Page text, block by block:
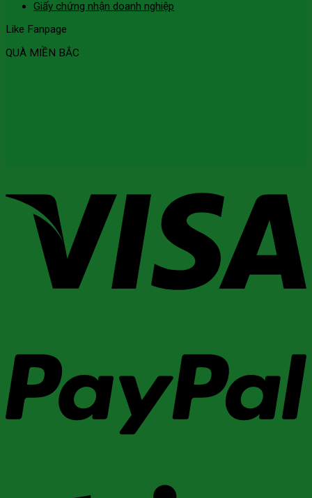
Giấy chứng nhận doanh nghiệp
Like Fanpage
QUÀ MIỀN BẮC